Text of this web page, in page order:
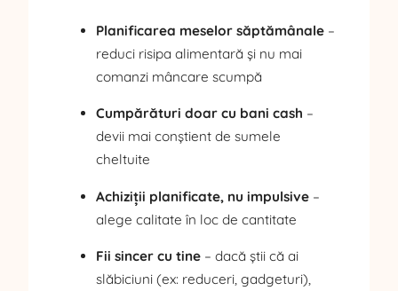
Planificarea meselor săptămânale –
reduci risipa alimentară și nu mai
comanzi mâncare scumpă
Cumpărături doar cu bani cash –
devii mai conștient de sumele
cheltuite
Achiziții planificate, nu impulsive –
alege calitate în loc de cantitate
Fii sincer cu tine – dacă știi că ai
slăbiciuni (ex: reduceri, gadgeturi),